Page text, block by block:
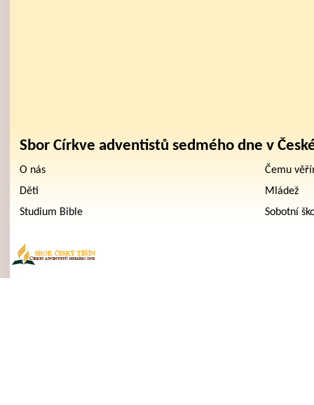
Sbor Církve adventistů sedmého dne v
O nás
Čemu
Děti
Mládež
Studium Bible
Sobotní